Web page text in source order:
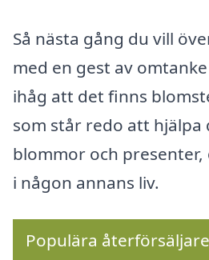
Så nästa gång du vill
med en gest av
ihåg att det finns
som står redo att hjälpa
blommor och presenter,
i någon annans liv.
Populära återförsäljare